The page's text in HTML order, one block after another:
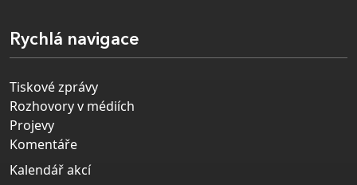
Rychlá navigace
Tiskové zprávy
Rozhovory v médiích
Projevy
Komentáře
Kalendář akcí